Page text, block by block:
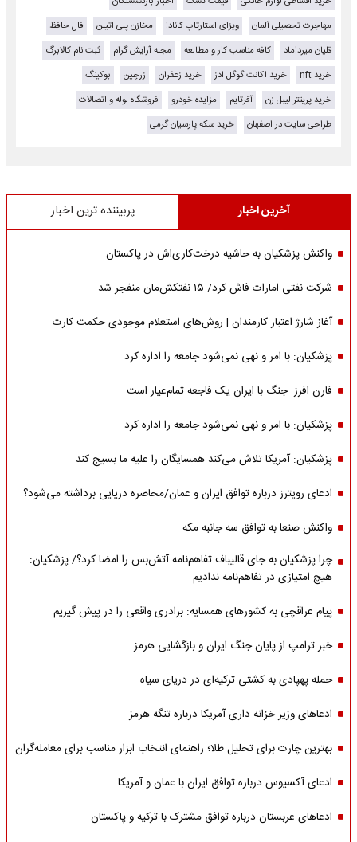
مهاجرت تحصیلی آلمان
ویزای استارتاپ کانادا مخازن پلی اتیلن
فال حافظ
قلیان میرداماد
کافه مناسب کار و مطالعه مجله آرایش گرام
ثبت نام کالابرگ
خرید nft
خرید اکانت گوگل ادز خرید زعفران زرچین
بوکینگ
خرید پرینتر لیبل زن
آفرتایم مزایده خودرو
فروشگاه لوله و اتصالات
طراحی سایت در اصفهان
خرید سکه پارسیان گرمی
آخرین اخبار پربیننده ترین اخبار
واکنش پزشکیان به حاشیه درخت‌کاری‌اش در پاکستان
شرکت نفتی امارات فاش کرد/ ۱۵ نفتکش‌مان منفجر شد
آغاز شارژ اعتبار کارمندان | روش‌های استعلام موجودی حکمت کارت
پزشکیان: با امر و نهی نمی‌شود جامعه را اداره کرد
فارن افرز: جنگ با ایران یک فاجعه تمام‌عیار است
پزشکیان: با امر و نهی نمی‌شود جامعه را اداره کرد
پزشکیان: آمریکا تلاش می‌کند همسایگان را علیه ما بسیج کند
ادعای رویترز درباره توافق ایران و عمان/محاصره دریایی برداشته می‌شود؟
واکنش صنعا به توافق سه جانبه مکه
چرا پزشکیان به جای قالیباف تفاهم‌نامه آتش‌بس را امضا کرد؟/ پزشکیان:
هیچ امتیازی در تفاهم‌نامه ندادیم
پیام عراقچی به کشورهای همسایه: برادری واقعی را در پیش گیریم
خبر ترامپ از پایان جنگ ایران و بازگشایی هرمز
حمله پهپادی به کشتی ترکیه‌ای در دریای سیاه
ادعاهای وزیر خزانه داری آمریکا درباره تنگه هرمز
بهترین چارت برای تحلیل طلا؛ راهنمای انتخاب ابزار مناسب برای معامله‌گران
ادعای آکسیوس درباره توافق ایران با عمان و آمریکا
ادعاهای عربستان درباره توافق مشترک با ترکیه و پاکستان